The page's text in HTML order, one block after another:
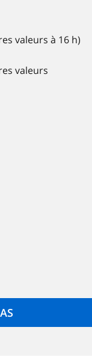
valeurs à 16 h)
valeurs